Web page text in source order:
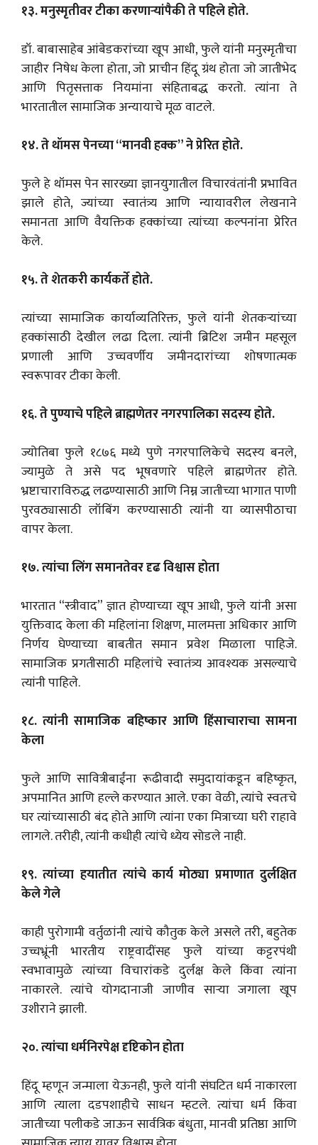
१३. मनुस्मृतीवर टीका करणाऱ्यांपैकी ते पहिले होते.
डॉ. बाबासाहेब आंबेडकरांच्या खूप आधी, फुले यांनी मनुस्मृतीचा
जाहीर निषेध केला होता, जो प्राचीन हिंदू ग्रंथ होता जो जातीभेद
आणि पितृसत्ताक नियमांना संहिताबद्ध करतो. त्यांना ते
भारतातील सामाजिक अन्यायाचे मूळ वाटले.
१४. ते थॉमस पेनच्या “मानवी हक्क” ने प्रेरित होते.
फुले हे थॉमस पेन सारख्या ज्ञानयुगातील विचारवंतांनी प्रभावित
झाले होते, ज्यांच्या स्वातंत्र्य आणि न्यायावरील लेखनाने
समानता आणि वैयक्तिक हक्कांच्या त्यांच्या कल्पनांना प्रेरित
केले.
१५. ते शेतकरी कार्यकर्ते होते.
त्यांच्या सामाजिक कार्याव्यतिरिक्त, फुले यांनी शेतकऱ्यांच्या
हक्कांसाठी देखील लढा दिला. त्यांनी ब्रिटिश जमीन महसूल
प्रणाली आणि उच्चवर्णीय जमीनदारांच्या शोषणात्मक
स्वरूपावर टीका केली.
१६. ते पुण्याचे पहिले ब्राह्मणेतर नगरपालिका सदस्य होते.
ज्योतिबा फुले १८७६ मध्ये पुणे नगरपालिकेचे सदस्य बनले,
ज्यामुळे ते असे पद भूषवणारे पहिले ब्राह्मणेतर होते.
भ्रष्टाचाराविरुद्ध लढण्यासाठी आणि निम्न जातीच्या भागात पाणी
पुरवठ्यासाठी लॉबिंग करण्यासाठी त्यांनी या व्यासपीठाचा
वापर केला.
१७. त्यांचा लिंग समानतेवर दृढ विश्वास होता
भारतात “स्त्रीवाद” ज्ञात होण्याच्या खूप आधी, फुले यांनी असा
युक्तिवाद केला की महिलांना शिक्षण, मालमत्ता अधिकार आणि
निर्णय घेण्याच्या बाबतीत समान प्रवेश मिळाला पाहिजे.
सामाजिक प्रगतीसाठी महिलांचे स्वातंत्र्य आवश्यक असल्याचे
त्यांनी पाहिले.
१८. त्यांनी सामाजिक बहिष्कार आणि हिंसाचाराचा सामना
केला
फुले आणि सावित्रीबाईंना रूढीवादी समुदायांकडून बहिष्कृत,
अपमानित आणि हल्ले करण्यात आले. एका वेळी, त्यांचे स्वतःचे
घर त्यांच्यासाठी बंद होते आणि त्यांना एका मित्राच्या घरी राहावे
लागले. तरीही, त्यांनी कधीही त्यांचे ध्येय सोडले नाही.
१९. त्यांच्या हयातीत त्यांचे कार्य मोठ्या प्रमाणात दुर्लक्षित
केले गेले
काही पुरोगामी वर्तुळांनी त्यांचे कौतुक केले असले तरी, बहुतेक
उच्चभ्रूंनी भारतीय राष्ट्रवादींसह फुले यांच्या कट्टरपंथी
स्वभावामुळे त्यांच्या विचारांकडे दुर्लक्ष केले किंवा त्यांना
नाकारले. त्यांचे योगदानाजी जाणीव साऱ्या जगाला खूप
उशीराने झाली.
२०. त्यांचा धर्मनिरपेक्ष दृष्टिकोन होता
हिंदू म्हणून जन्माला येऊनही, फुले यांनी संघटित धर्म नाकारला
आणि त्याला दडपशाहीचे साधन म्हटले. त्यांचा धर्म किंवा
जातीच्या पलीकडे जाऊन सार्वत्रिक बंधुता, मानवी प्रतिष्ठा आणि